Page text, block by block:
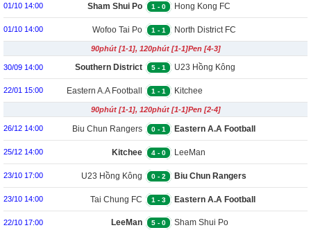
01/10 14:00 Sham Shui Po 1 - 0 Hong Kong FC
01/10 14:00 Wofoo Tai Po 1 - 1 North District FC
90phút [1-1], 120phút [1-1]Pen [4-3]
30/09 14:00 Southern District 5 - 1 U23 Hồng Kông
22/01 15:00 Eastern A.A Football
Team
1 - 1 Kitchee
90phút [1-1], 120phút [1-1]Pen [2-4]
26/12 14:00 Biu Chun Rangers 0 - 1 Eastern A.A Football
Team
25/12 14:00 Kitchee 4 - 0 LeeMan
23/10 17:00 U23 Hồng Kông 0 - 2 Biu Chun Rangers
23/10 14:00 Tai Chung FC 1 - 3 Eastern A.A Football
Team
22/10 17:00 LeeMan 5 - 0 Sham Shui Po